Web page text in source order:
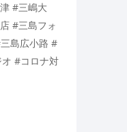
#三嶋大
#三島フォ
島広小路 #
#コロナ対